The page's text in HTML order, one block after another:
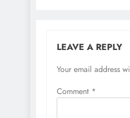
LEAVE A REPLY
Your email address
Comment *